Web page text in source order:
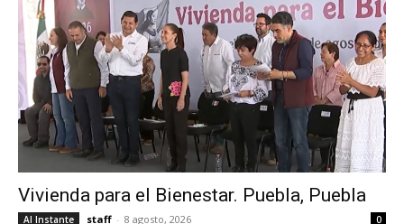
Vivienda para el Bienestar. Puebla, Puebla
Al Instante staff - 8 agosto, 2026 0